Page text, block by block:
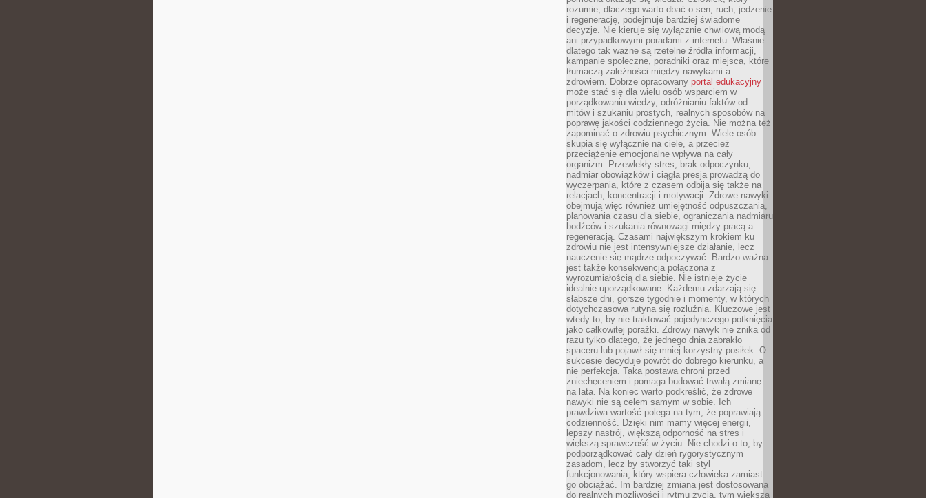
rozumie, dlaczego warto dbać o sen, ruch, jedzenie
i regenerację, podejmuje bardziej świadome
decyzje. Nie kieruje się wyłącznie chwilową modą
ani przypadkowymi poradami z internetu. Właśnie
dlatego tak ważne są rzetelne źródła informacji,
kampanie społeczne, poradniki oraz miejsca, które
tłumaczą zależności między nawykami a
zdrowiem. Dobrze opracowany portal edukacyjny
może stać się dla wielu osób wsparciem w
porządkowaniu wiedzy, odróżnianiu faktów od
mitów i szukaniu prostych, realnych sposobów na
poprawę jakości codziennego życia. Nie można też
zapominać o zdrowiu psychicznym. Wiele osób
skupia się wyłącznie na ciele, a przecież
przeciążenie emocjonalne wpływa na cały
organizm. Przewlekły stres, brak odpoczynku,
nadmiar obowiązków i ciągła presja prowadzą do
wyczerpania, które z czasem odbija się także na
relacjach, koncentracji i motywacji. Zdrowe nawyki
obejmują więc również umiejętność odpuszczania,
planowania czasu dla siebie, ograniczania nadmiaru
bodźców i szukania równowagi między pracą a
regeneracją. Czasami największym krokiem ku
zdrowiu nie jest intensywniejsze działanie, lecz
nauczenie się mądrze odpoczywać. Bardzo ważna
jest także konsekwencja połączona z
wyrozumiałością dla siebie. Nie istnieje życie
idealnie uporządkowane. Każdemu zdarzają się
słabsze dni, gorsze tygodnie i momenty, w których
dotychczasowa rutyna się rozluźnia. Kluczowe jest
wtedy to, by nie traktować pojedynczego potknięcia
jako całkowitej porażki. Zdrowy nawyk nie znika od
razu tylko dlatego, że jednego dnia zabrakło
spaceru lub pojawił się mniej korzystny posiłek. O
sukcesie decyduje powrót do dobrego kierunku, a
nie perfekcja. Taka postawa chroni przed
zniechęceniem i pomaga budować trwałą zmianę
na lata. Na koniec warto podkreślić, że zdrowe
nawyki nie są celem samym w sobie. Ich
prawdziwa wartość polega na tym, że poprawiają
codzienność. Dzięki nim mamy więcej energii,
lepszy nastrój, większą odporność na stres i
większą sprawczość w życiu. Nie chodzi o to, by
podporządkować cały dzień rygorystycznym
zasadom, lecz by stworzyć taki styl
funkcjonowania, który wspiera człowieka zamiast
go obciążać. Im bardziej zmiana jest dostosowana
do realnych możliwości i rytmu życia, tym większa